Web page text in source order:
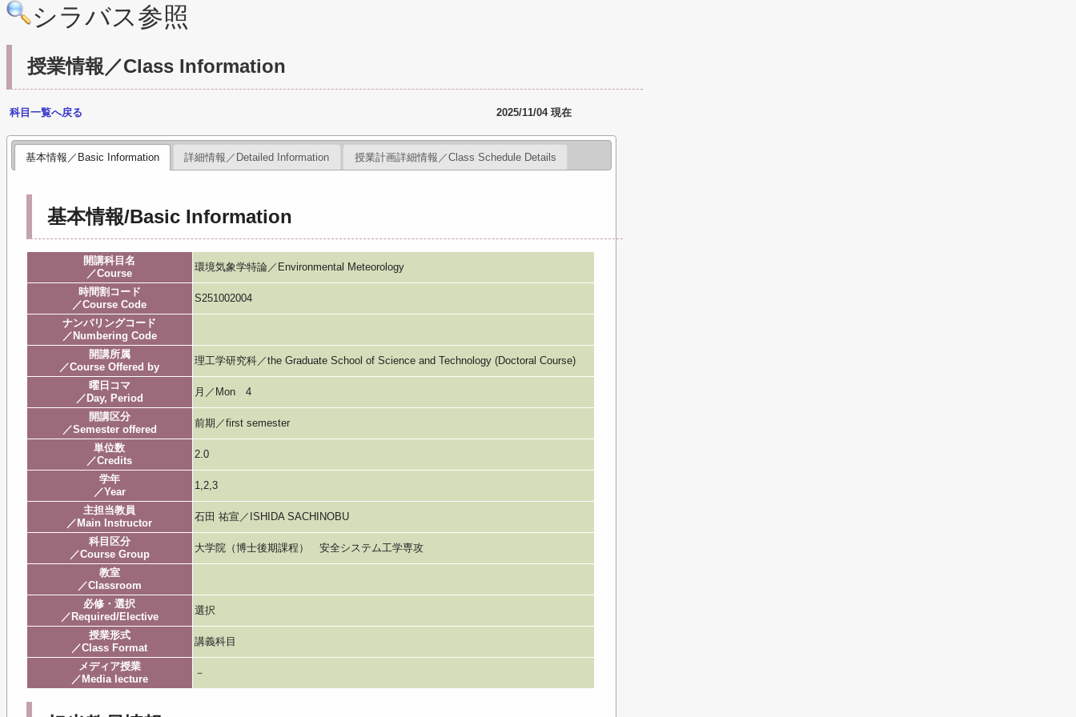
シラバス参照
授業情報／Class Information
科目一覧へ戻る 2025/11/04 現在
基本情報／Basic Information 詳細情報／Detailed Information 授業計画詳細情報／Class Schedule Details
基本情報/Basic Information
開講科目名
／Course
環境気象学特論／Environmental Meteorology
時間割コード
／Course Code
S251002004
ナンバリングコード
／Numbering Code
開講所属
／Course Offered by
理工学研究科／the Graduate School of Science and Technology (Doctoral Course)
曜日コマ
／Day, Period
月／Mon 4
開講区分
／Semester offered
前期／first semester
単位数
／Credits
2.0
学年
／Year
1,2,3
主担当教員
／Main Instructor
石田 祐宣／ISHIDA SACHINOBU
科目区分
／Course Group
大学院（博士後期課程） 安全システム工学専攻
教室
／Classroom
必修・選択
／Required/Elective
選択
授業形式
／Class Format
講義科目
メディア授業
／Media lecture
－